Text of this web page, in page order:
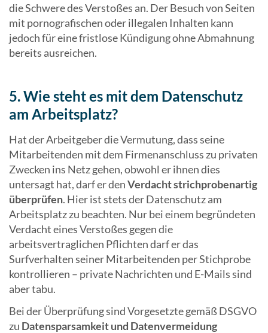
die Schwere des Verstoßes an. Der Besuch von Seiten
mit pornografischen oder illegalen Inhalten kann
jedoch für eine fristlose Kündigung ohne Abmahnung
bereits ausreichen.
5. Wie steht es mit dem Datenschutz
am Arbeitsplatz?
Hat der Arbeitgeber die Vermutung, dass seine
Mitarbeitenden mit dem Firmenanschluss zu privaten
Zwecken ins Netz gehen, obwohl er ihnen dies
untersagt hat, darf er denVerdacht strichprobenartig
überprüfen. Hier ist stets der Datenschutz am
Arbeitsplatz zu beachten. Nur bei einem begründeten
Verdacht eines Verstoßes gegen die
arbeitsvertraglichen Pflichten darf er das
Surfverhalten seiner Mitarbeitenden per Stichprobe
kontrollieren – private Nachrichten und E-Mails sind
aber tabu.
Bei der Überprüfung sind Vorgesetzte gemäß DSGVO
zu Datensparsamkeit und Datenvermeidung